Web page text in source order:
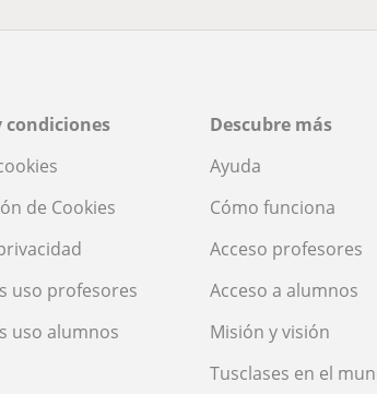
condiciones
de Cookies
uso profesores
uso alumnos
Descubre más
Ayuda
Cómo funciona
Acceso profesores
Acceso a alumnos
Misión y visión
Tusclases en el